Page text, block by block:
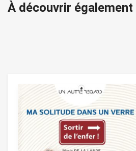
À découvrir également